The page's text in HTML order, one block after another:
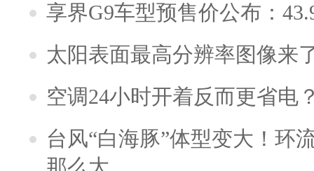
享界G9车型预售价公布：
太阳表面最高分辨率图像来
空调24小时开着反而更省电
台风“白海豚”体型变大！环